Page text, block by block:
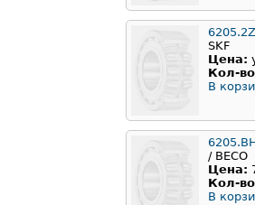
SKF
Цена:
Кол-
В
/ BECO
Цена:
Кол-
В